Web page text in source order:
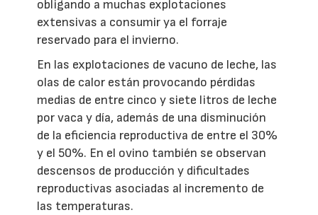
obligando a muchas explotaciones
extensivas a consumir ya el forraje
reservado para el invierno.
En las explotaciones de vacuno de leche, las
olas de calor están provocando pérdidas
medias de entre cinco y siete litros de leche
por vaca y día, además de una disminución
de la eficiencia reproductiva de entre el 30%
y el 50%. En el ovino también se observan
descensos de producción y dificultades
reproductivas asociadas al incremento de
las temperaturas.